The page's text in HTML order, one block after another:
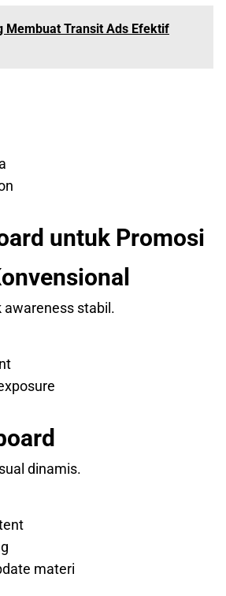
Membuat Transit Ads Efektif
untuk Promosi
stabil.
dinamis.
materi